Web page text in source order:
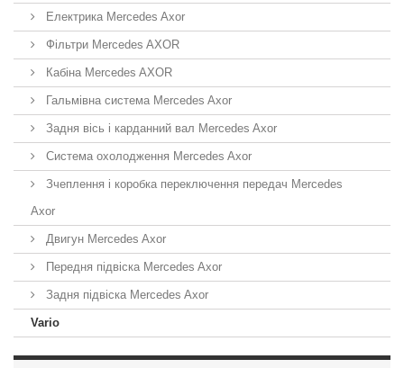
Електрика Mercedes Axor
Фільтри Mercedes AXOR
Кабіна Mercedes AXOR
Гальмівна система Mercedes Axor
Задня вісь і карданний вал Mercedes Axor
Система охолодження Mercedes Axor
Зчеплення і коробка переключення передач Mercedes
Axor
Двигун Mercedes Axor
Передня підвіска Mercedes Axor
Задня підвіска Mercedes Axor
Vario